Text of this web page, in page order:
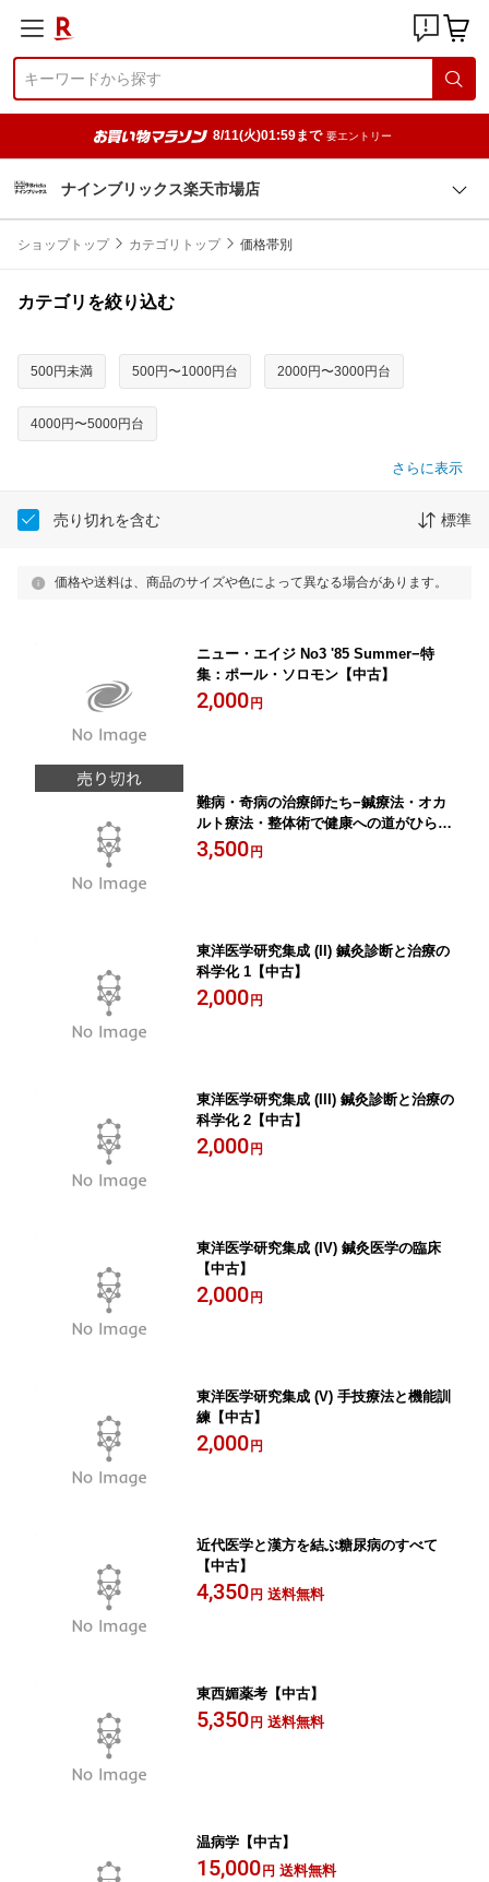
8/11(火)01:59まで 要エントリー
ナインブリックス楽天市場店
ショップトップ カテゴリトップ 価格帯別
カテゴリを絞り込む
500円未満 500円〜1000円台 2000円〜3000円台
4000円〜5000円台
さらに表示
売り切れを含む 標準
価格や送料は、商品のサイズや色によって異なる場合があります。
ニュー・エイジ No3 '85 Summer−特
集：ポール・ソロモン【中古】
2,000 円
難病・奇病の治療師たち−鍼療法・オカ
ルト療法・整体術で健康への道がひらけ
る！【中古】
3,500 円
東洋医学研究集成 (II) 鍼灸診断と治療の
科学化 1【中古】
2,000 円
東洋医学研究集成 (III) 鍼灸診断と治療の
科学化 2【中古】
2,000 円
東洋医学研究集成 (IV) 鍼灸医学の臨床
【中古】
2,000 円
東洋医学研究集成 (V) 手技療法と機能訓
練【中古】
2,000 円
近代医学と漢方を結ぶ糖尿病のすべて
【中古】
4,350 円 送料無料
東西媚薬考【中古】
5,350 円 送料無料
温病学【中古】
15,000 円 送料無料